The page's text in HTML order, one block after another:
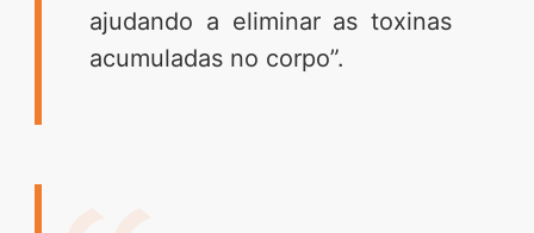
ajudando a eliminar as toxinas
acumuladas no corpo”.